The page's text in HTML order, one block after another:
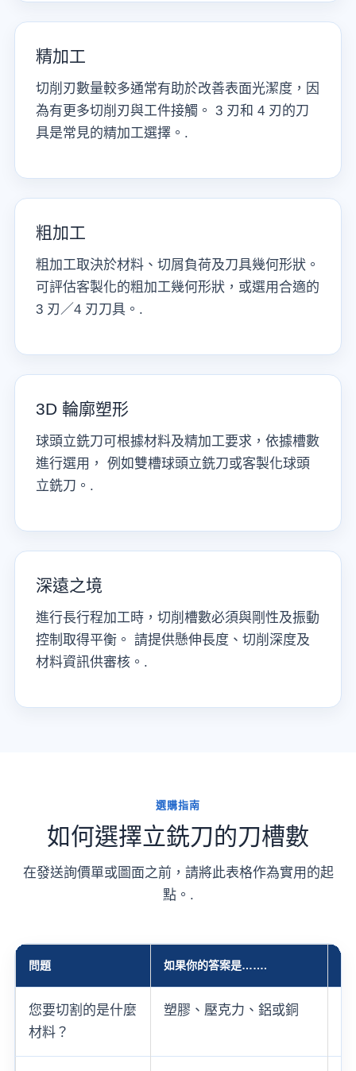
精加工
切削刃數量較多通常有助於改善表面光潔度，因
為有更多切削刃與工件接觸。 3 刃和 4 刃的刀
具是常見的精加工選擇。.
粗加工
粗加工取決於材料、切屑負荷及刀具幾何形狀。
可評估客製化的粗加工幾何形狀，或選用合適的
3 刃／4 刃刀具。.
3D 輪廓塑形
球頭立銑刀可根據材料及精加工要求，依據槽數
進行選用， 例如雙槽球頭立銑刀或客製化球頭
立銑刀。.
深遠之境
進行長行程加工時，切削槽數必須與剛性及振動
控制取得平衡。 請提供懸伸長度、切削深度及
材料資訊供審核。.
選購指南
如何選擇立銑刀的刀槽數
在發送詢價單或圖面之前，請將此表格作為實用的起
點。.
問題 如果你的答案是…….
您要切割的是什麼
材料？
塑膠、壓克力、鋁或銅